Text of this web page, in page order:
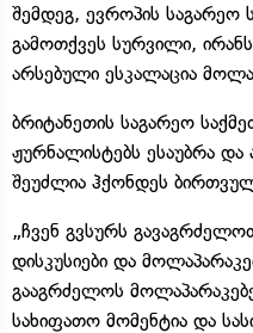
შემდეგ, ევროპის საგარეო
გამოთქვეს სურვილი,
არსებული ესკალაცია
ბრიტანეთის საგარეო
ჟურნალისტებს ესაუბრა
შეუძლია ჰქონდეს
„ჩვენ გვსურს
დისკუსიები და
გააგრძელოს
სახიფათო მომენტია და